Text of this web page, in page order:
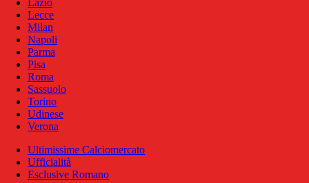
Lazio
Lecce
Milan
Napoli
Parma
Pisa
Roma
Sassuolo
Torino
Udinese
Verona
Ultimissime Calciomercato
Ufficialità
Esclusive Romano